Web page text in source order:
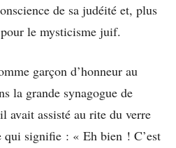
de sa judéité et, plus
le mysticisme juif.
garçon d’honneur au
la grande synagogue de
avait assisté au rite du verre
qui signifie : « Eh bien ! C’est